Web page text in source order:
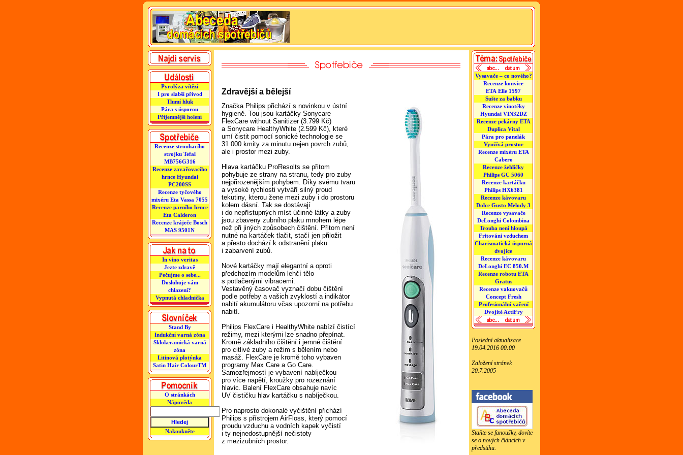
Pyrolýza vítězí
I pro slabší přívod
Tlumí hluk
Pára s úsporou
Příjemnější holení
Recenze strouhacího
strojku Tefal
MB756G316
Recenze zavařovacího
hrnce Hyundai
PC200SS
Recenze tyčového
mixéru Eta Vassa 7055
Recenze parního hrnce
Eta Calderon
Recenze kráječe Bosch
MAS 9501N
In vino veritas
Jezte zdravě
Pečujme o sebe...
Dosluhuje vám
chlazení?
Vypnutá chladnička
Stand By
Indukční varná zóna
Sklokeramická varná
zóna
Litinová plotýnka
Satin Hair ColourTM
O stránkách
Nápověda
Nakoukněte
Zdravější a bělejší
Značka Philips přichází s novinkou v ústní
hygieně. Tou jsou kartáčky Sonycare
FlexCare without Sanitizer (3.799 Kč)
a Sonycare HealthyWhite (2.599 Kč), které
umí čistit pomocí sonické technologie se
31 000 kmity za minutu nejen povrch zubů,
ale i prostor mezi zuby.
Hlava kartáčku ProResolts se přitom
pohybuje ze strany na stranu, tedy pro zuby
nejpřirozenějším pohybem. Díky svému tvaru
a vysoké rychlosti vytváří silný proud
tekutiny, kterou žene mezi zuby i do prostoru
kolem dásní. Tak se dostávají
i do nepřístupných míst účinné látky a zuby
jsou zbaveny zubního plaku mnohem lépe
než při jiných způsobech čištění. Přitom není
nutné na kartáček tlačit, stačí jen přiložit
a přesto dochází k odstranění plaku
i zabarvení zubů.
Nové kartáčky mají elegantní a oproti
předchozím modelům lehčí tělo
s potlačenými vibracemi.
Vestavěný časovač vyznačí dobu čištění
podle potřeby a vašich zvyklostí a indikátor
nabití akumulátoru včas upozorní na potřebu
nabití.
Philips FlexCare i HealthyWhite nabízí čistící
režimy, mezi kterými lze snadno přepínat.
Kromě základního čištění i jemné čištění
pro citlivé zuby a režim s bělením nebo
masáž. FlexCare je kromě toho vybaven
programy Max Care a Go Care.
Samozřejmostí je vybavení nabíječkou
pro více napětí, kroužky pro rozeznání
hlavic. Balení FlexCare obsahuje navíc
UV čističku hlav kartáčku s nabíječkou.
Pro naprosto dokonalé vyčištění přichází
Philips s přístrojem AirFloss, který pomocí
proudu vzduchu a vodních kapek vyčistí
i ty nejnedostupnější nečistoty
z mezizubních prostor.
Vysavače – co nového?
Recenze konvice
ETA Elle 1597
Sušte za babku
Recenze vinotéky
Hyundai VIN32DZ
Recenze pekárny ETA
Duplica Vital
Pára pro panelák
Využívá prostor
Recenze mixéru ETA
Cabero
Recenze žehličky
Philips GC 5060
Recenze kartáčku
Philips HX6381
Recenze kávovaru
Dolce Gusto Melody 3
Recenze vysavače
DeLonghi Colombina
Trouba není hloupá
Fritování vzduchem
Charismatická úsporná
dvojice
Recenze kávovaru
DeLonghi EC 850.M
Recenze robotu ETA
Gratus
Recenze vakuovačů
Concept Fresh
Profesionální vaření
Dvojité ActiFry
Poslední aktualizace
19.04.2016 00:00
Založení stránek
20.7.2005
Staňte se fanoušky, dovíte
se o nových článcích v
předstihu.